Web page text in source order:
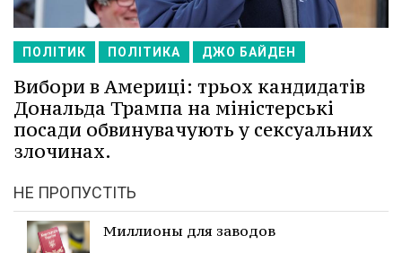
ПОЛІТИК ПОЛІТИКА ДЖО БАЙДЕН
Вибори в Америці: трьох кандидатів
Дональда Трампа на міністерські
посади обвинувачують у сексуальних
злочинах.
НЕ ПРОПУСТІТЬ
Миллионы для заводов